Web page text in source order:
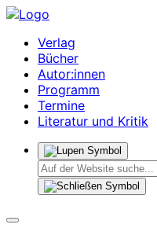
Verlag
Bücher
Autor:innen
Programm
Termine
Literatur und Kritik